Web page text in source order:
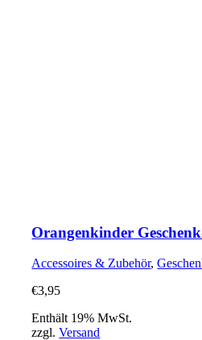
Orangenkinder
Accessoires & Zubehör,
€3,95
Enthält 19% MwSt.
zzgl.Versand